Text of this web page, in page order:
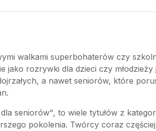
walkami superbohaterów czy
rozrywki dla dzieci czy młodzieży
a nawet seniorów, które
seniorów", to wiele tytułów z
pokolenia. Twórcy coraz